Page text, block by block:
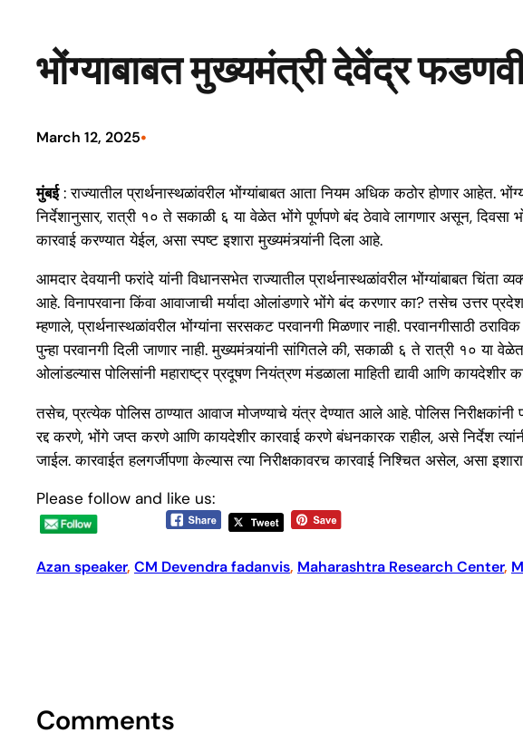
भोंग्याबाबत मुख्यमंत्री देवेंद्र
March 12, 2025•
मुंबई: राज्यातील प्रार्थनास्थळांवरील भोंग्यांबाबत आता नियम अधिक कठोर होणार आहेत.
निर्देशानुसार, रात्री १० ते सकाळी ६ या वेळेत भोंगे पूर्णपणे बंद ठेवावे लागणार असून,
कारवाई करण्यात येईल, असा स्पष्ट इशारा मुख्यमंत्र्यांनी दिला आहे.
आमदार देवयानी फरांदे यांनी विधानसभेत राज्यातील प्रार्थनास्थळांवरील भोंग्यांबाबत
आहे. विनापरवाना किंवा आवाजाची मर्यादा ओलांडणारे भोंगे बंद करणार का? तसेच उत्तर
म्हणाले, प्रार्थनास्थळांवरील भोंग्यांना सरसकट परवानगी मिळणार नाही. परवानगीसाठी
पुन्हा परवानगी दिली जाणार नाही. मुख्यमंत्र्यांनी सांगितले की, सकाळी ६ ते रात्री १० या
ओलांडल्यास पोलिसांनी महाराष्ट्र प्रदूषण नियंत्रण मंडळाला माहिती द्यावी आणि कायदेशीर
तसेच, प्रत्येक पोलिस ठाण्यात आवाज मोजण्याचे यंत्र देण्यात आले आहे. पोलिस निरीक्षकांनी
रद्द करणे, भोंगे जप्त करणे आणि कायदेशीर कारवाई करणे बंधनकारक राहील, असे निर्देश
जाईल. कारवाईत हलगर्जीपणा केल्यास त्या निरीक्षकावरच कारवाई निश्चित असेल, असा
Please follow and like us:
Azan speaker, CM Devendra fadanvis, Maharashtra Research Center,
Comments